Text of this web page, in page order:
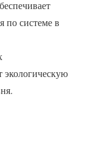
по системе в
экологическую